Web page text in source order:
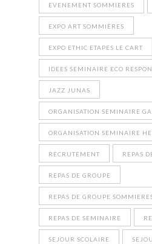
EVENEMENT SOMMIERES
EXPO ART SOMMIÈRES
EXPO ETHIC ETAPES LE CART
IDEES SEMINAIRE ECO
JAZZ JUNAS
ORGANISATION SEMINAIRE
ORGANISATION SEMINAIRE
RECRUTEMENT REPAS
REPAS DE GROUPE
REPAS DE GROUPE
REPAS DE SEMINAIRE
SEJOUR SCOLAIRE